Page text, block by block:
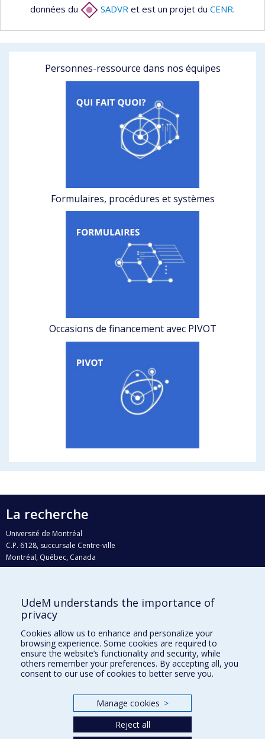
données du
SADVR et est un projet du CENR.
Personnes-ressource dans nos équipes
Formulaires, procédures et systèmes
Occasions de financement avec PIVOT
La recherche
Université de Montréal
C.P. 6128, succursale Centre-ville
Montréal, Québec, Canada
H3C 3J7
Qui fait quoi?
Nous trouver
Plan du site
Accessibilité
UdeM understands the importance of
privacy
Cookies allow us to enhance and personalize your
browsing experience. Some cookies are required to
ensure the website’s functionality and security, while
others remember your preferences. By accepting all, you
consent to our use of cookies to better serve you.
Manage cookies >
Reject all